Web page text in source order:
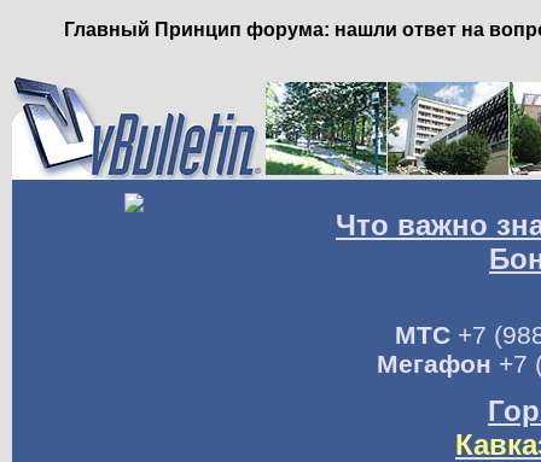
Главный Принцип форума: нашли ответ на
Что важно
МТС+7
Мегафон +7